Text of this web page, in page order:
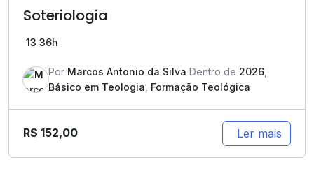
Soteriologia
13 36h
Por Marcos Antonio da Silva Dentro de 2026
Básico em Teologia Formação Teológica
R$ 152,00 Ler mais